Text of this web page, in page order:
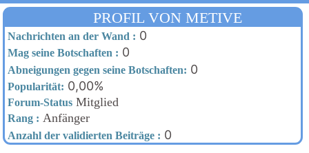
PROFIL VON METIVE
Nachrichten an der Wand : 0
Mag seine Botschaften : 0
Abneigungen gegen seine Botschaften: 0
Popularität: 0,00%
Forum-Status Mitglied
Rang : Anfänger
Anzahl der validierten Beiträge : 0